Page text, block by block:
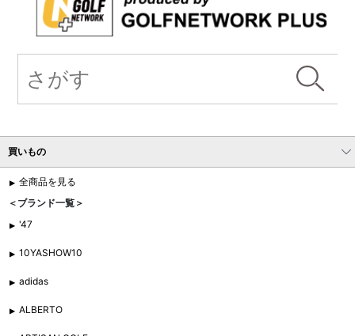
買いもの
全商品を見る
＜ブランド一覧＞
'47
10YASHOW10
adidas
ALBERTO